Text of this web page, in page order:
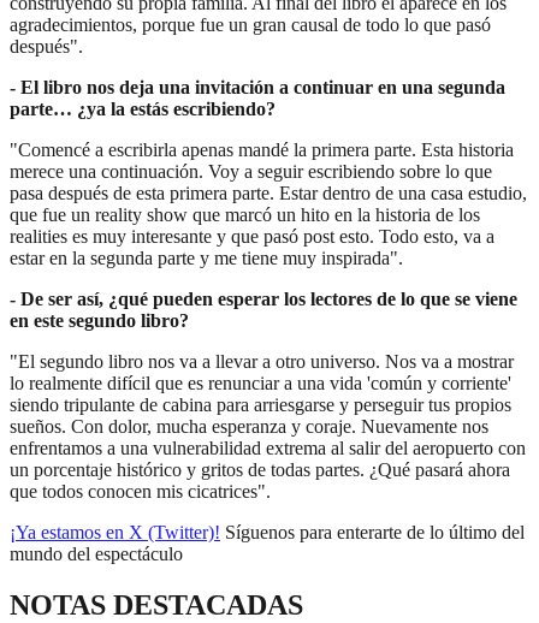
agradecimientos, porque fue un gran causal de todo lo que pasó
después".
- ⁠El libro nos deja una invitación a continuar en una segunda
parte… ¿ya la estás escribiendo?
"Comencé a escribirla apenas mandé la primera parte. Esta historia
merece una continuación. Voy a seguir escribiendo sobre lo que
pasa después de esta primera parte. Estar dentro de una casa estudio,
que fue un reality show que marcó un hito en la historia de los
realities es muy interesante y que pasó post esto. Todo esto, va a
estar en la segunda parte y me tiene muy inspirada".
- ⁠De ser así, ¿qué pueden esperar los lectores de lo que se viene
en este segundo libro?
"El segundo libro nos va a llevar a otro universo. Nos va a mostrar
lo realmente difícil que es renunciar a una vida 'común y corriente'
siendo tripulante de cabina para arriesgarse y perseguir tus propios
sueños. Con dolor, mucha esperanza y coraje. Nuevamente nos
enfrentamos a una vulnerabilidad extrema al salir del aeropuerto con
un porcentaje histórico y gritos de todas partes. ¿Qué pasará ahora
que todos conocen mis cicatrices".
¡Ya estamos en X (Twitter)! Síguenos para enterarte de lo último del
mundo del espectáculo
NOTAS DESTACADAS